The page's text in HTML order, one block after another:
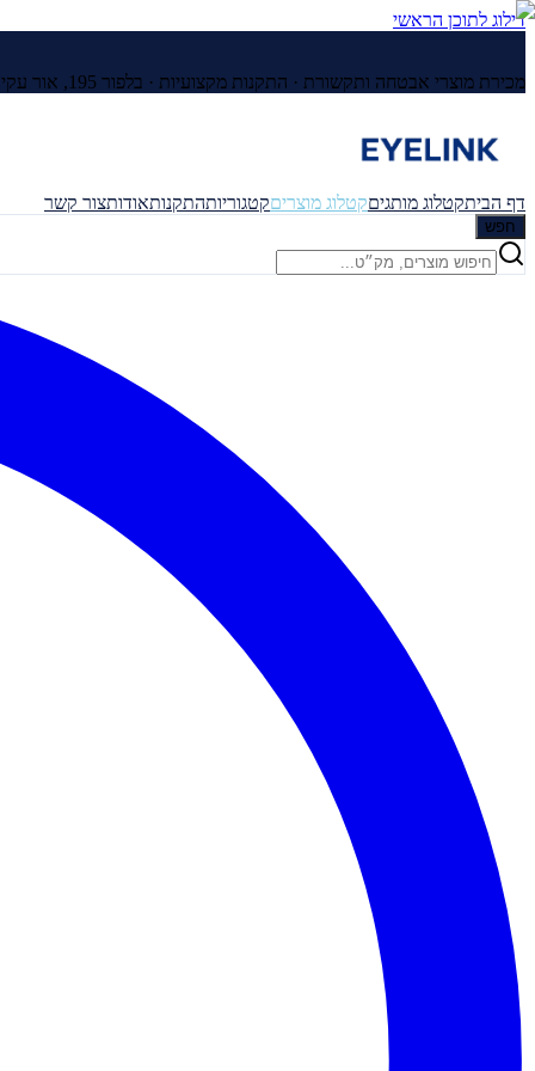
דילוג לתוכן הראשי
מכירת מוצרי אבטחה ותקשורת · התקנות מקצועיות · בלפור 195, אור עקיבא
דף הביתקטלוג מותגיםקטלוג מוצריםקטגוריותהתקנותאודותצור קשר
חפש